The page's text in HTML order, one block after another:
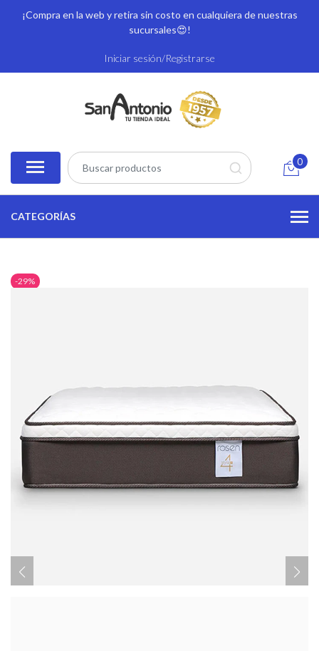
¡Compra en la web y retira sin costo en cualquiera de nuestras
sucursales😍!
Iniciar sesión/Registrarse
0
CATEGORÍAS
-29%